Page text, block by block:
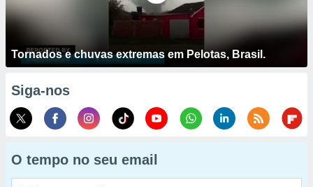
Tornados e chuvas extremas em Pelotas, Brasil.
Siga-nos
O tempo no seu email